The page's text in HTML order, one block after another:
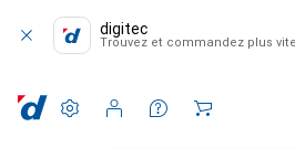
digitec
Trouvez et commandez plus vite
Paramètres
Compte client
Listes de comparaison
Listes d'envies
Panier